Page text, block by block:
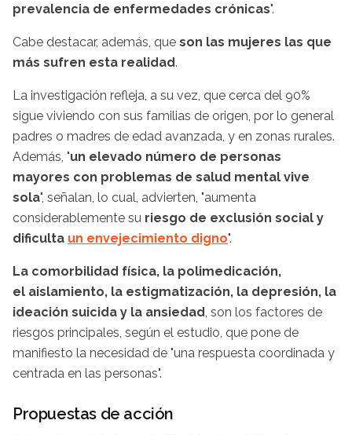
prevalencia de enfermedades crónicas".
Cabe destacar, además, que son las mujeres las que
más sufren esta realidad.
La investigación refleja, a su vez, que cerca del 90%
sigue viviendo con sus familias de origen, por lo general
padres o madres de edad avanzada, y en zonas rurales.
Además, "un elevado número de personas
mayores con problemas de salud mental vive
sola", señalan, lo cual, advierten, "aumenta
considerablemente su riesgo de exclusión social y
dificulta un envejecimiento digno".
La comorbilidad física, la polimedicación,
el aislamiento, la estigmatización, la depresión, la
ideación suicida y la ansiedad , son los factores de
riesgos principales, según el estudio, que pone de
manifiesto la necesidad de "una respuesta coordinada y
centrada en las personas".
Propuestas de acción